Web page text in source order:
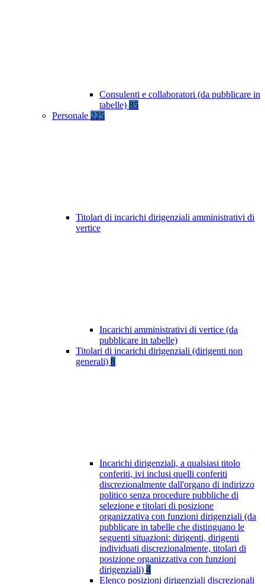
Consulenti e collaboratori (da pubblicare in
tabelle) 85
Personale 225
Titolari di incarichi dirigenziali amministrativi di
vertice
Incarichi amministrativi di vertice (da
pubblicare in tabelle)
Titolari di incarichi dirigenziali (dirigenti non
generali) 8
Incarichi dirigenziali, a qualsiasi titolo
conferiti, ivi inclusi quelli conferiti
discrezionalmente dall'organo di indirizzo
politico senza procedure pubbliche di
selezione e titolari di posizione
organizzativa con funzioni dirigenziali (da
pubblicare in tabelle che distinguano le
seguenti situazioni: dirigenti, dirigenti
individuati discrezionalmente, titolari di
posizione organizzativa con funzioni
dirigenziali) 4
Elenco posizioni dirigenziali discrezionali